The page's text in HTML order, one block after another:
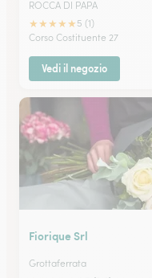
ROCCA DI PAPA
★★★★★ 5 (1)
Corso Costituente 27
Vedi il negozio
Fiorique Srl
Grottaferrata